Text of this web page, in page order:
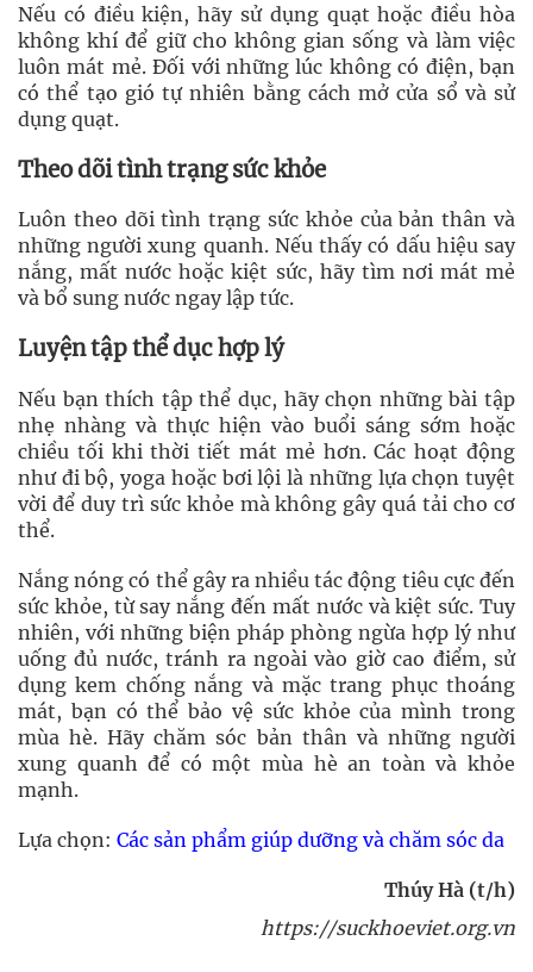
Nếu có điều kiện, hãy sử dụng quạt hoặc điều hòa
không khí để giữ cho không gian sống và làm việc
luôn mát mẻ. Đối với những lúc không có điện, bạn
có thể tạo gió tự nhiên bằng cách mở cửa sổ và sử
dụng quạt.
Theo dõi tình trạng sức khỏe
Luôn theo dõi tình trạng sức khỏe của bản thân và
những người xung quanh. Nếu thấy có dấu hiệu say
nắng, mất nước hoặc kiệt sức, hãy tìm nơi mát mẻ
và bổ sung nước ngay lập tức.
Luyện tập thể dục hợp lý
Nếu bạn thích tập thể dục, hãy chọn những bài tập
nhẹ nhàng và thực hiện vào buổi sáng sớm hoặc
chiều tối khi thời tiết mát mẻ hơn. Các hoạt động
như đi bộ, yoga hoặc bơi lội là những lựa chọn tuyệt
vời để duy trì sức khỏe mà không gây quá tải cho cơ
thể.
Nắng nóng có thể gây ra nhiều tác động tiêu cực đến
sức khỏe, từ say nắng đến mất nước và kiệt sức. Tuy
nhiên, với những biện pháp phòng ngừa hợp lý như
uống đủ nước, tránh ra ngoài vào giờ cao điểm, sử
dụng kem chống nắng và mặc trang phục thoáng
mát, bạn có thể bảo vệ sức khỏe của mình trong
mùa hè. Hãy chăm sóc bản thân và những người
xung quanh để có một mùa hè an toàn và khỏe
mạnh.
Lựa chọn: Các sản phẩm giúp dưỡng và chăm sóc da
Thúy Hà (t/h)
https://suckhoeviet.org.vn